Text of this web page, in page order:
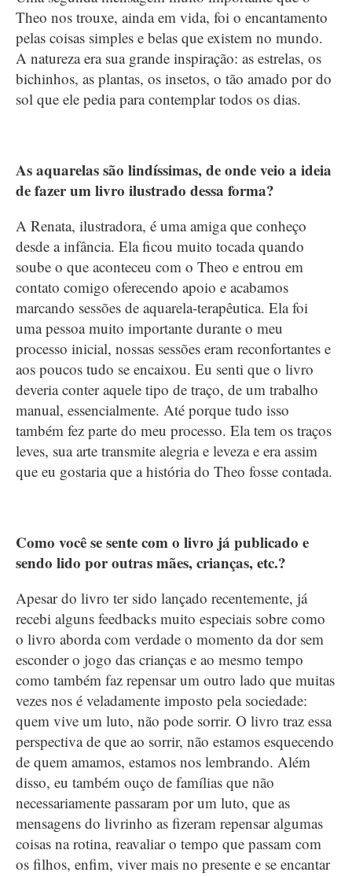
Theo nos trouxe, ainda em vida, foi o encantamento
pelas coisas simples e belas que existem no mundo.
A natureza era sua grande inspiração: as estrelas, os
bichinhos, as plantas, os insetos, o tão amado por do
sol que ele pedia para contemplar todos os dias.
As aquarelas são lindíssimas, de onde veio a ideia
de fazer um livro ilustrado dessa forma?
A Renata, ilustradora, é uma amiga que conheço
desde a infância. Ela ficou muito tocada quando
soube o que aconteceu com o Theo e entrou em
contato comigo oferecendo apoio e acabamos
marcando sessões de aquarela-terapêutica. Ela foi
uma pessoa muito importante durante o meu
processo inicial, nossas sessões eram reconfortantes e
aos poucos tudo se encaixou. Eu senti que o livro
deveria conter aquele tipo de traço, de um trabalho
manual, essencialmente. Até porque tudo isso
também fez parte do meu processo. Ela tem os traços
leves, sua arte transmite alegria e leveza e era assim
que eu gostaria que a história do Theo fosse contada.
Como você se sente com o livro já publicado e
sendo lido por outras mães, crianças, etc.?
Apesar do livro ter sido lançado recentemente, já
recebi alguns feedbacks muito especiais sobre como
o livro aborda com verdade o momento da dor sem
esconder o jogo das crianças e ao mesmo tempo
como também faz repensar um outro lado que muitas
vezes nos é veladamente imposto pela sociedade:
quem vive um luto, não pode sorrir. O livro traz essa
perspectiva de que ao sorrir, não estamos esquecendo
de quem amamos, estamos nos lembrando. Além
disso, eu também ouço de famílias que não
necessariamente passaram por um luto, que as
mensagens do livrinho as fizeram repensar algumas
coisas na rotina, reavaliar o tempo que passam com
os filhos, enfim, viver mais no presente e se encantar